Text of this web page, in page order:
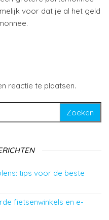
voor dat je al het geld
reactie te plaatsen.
tips voor de beste
fietsenwinkels en e-